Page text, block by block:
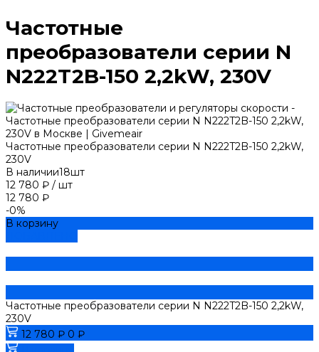
Частотные
преобразователи серии N
N222T2B-150 2,2kW, 230V
Частотные преобразователи серии N N222T2B-150 2,2kW,
230V
В наличии18шт
12 780 ₽ / шт
12 780 ₽
-0%
В корзину
Частотные преобразователи серии N N222T2B-150 2,2kW,
230V
12 780 ₽ 0 ₽